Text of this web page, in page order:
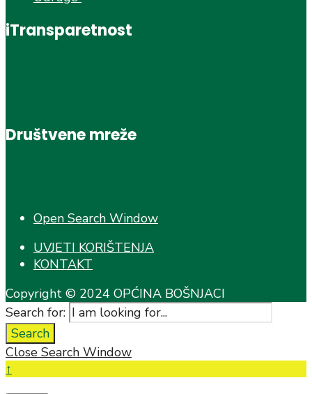
iTransparetnost
Društvene mreže
Open Search Window
UVJETI KORIŠTENJA
KONTAKT
Copyright © 2024 OPĆINA BOŠNJACI
Search for:
Search
Close Search Window
↑